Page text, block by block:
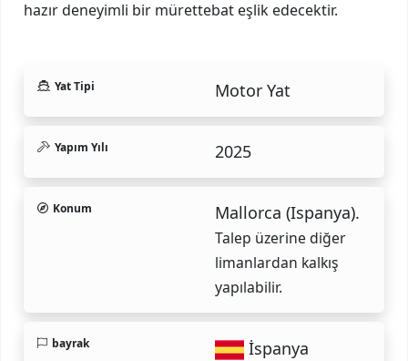
hazır deneyimli bir mürettebat eşlik edecektir.
Yat Tipi Motor Yat
Yapım Yılı 2025
Konum Mallorca (Ispanya).
Talep üzerine diğer
limanlardan kalkış
yapılabilir.
bayrak İspanya